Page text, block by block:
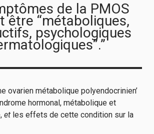
de la PMOS
être “métaboliques,
psychologiques
ovarien métabolique polyendocrinien’
hormonal, métabolique et
et les effets de cette condition sur la